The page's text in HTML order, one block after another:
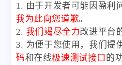
1. 由于开发者可能因盈利
我为此向您道歉。
2. 我们竭尽全力改进平台
3. 为便于您使用，我们提
码和在线极速测试接口 的